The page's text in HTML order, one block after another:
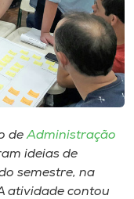
deAdministração
ideias de
semestre, na
atividade contou